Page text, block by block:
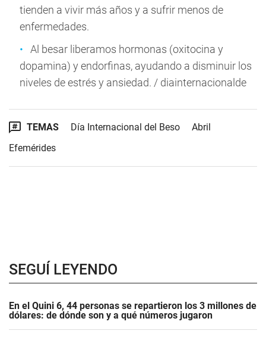
tienden a vivir más años y a sufrir menos de
enfermedades.
Al besar liberamos hormonas (oxitocina y
dopamina) y endorfinas, ayudando a disminuir los
niveles de estrés y ansiedad. / diainternacionalde
TEMAS Día Internacional del Beso
Abril
Efemérides
SEGUÍ LEYENDO
En el Quini 6, 44 personas se repartieron los 3 millones de
dólares: de dónde son y a qué números jugaron